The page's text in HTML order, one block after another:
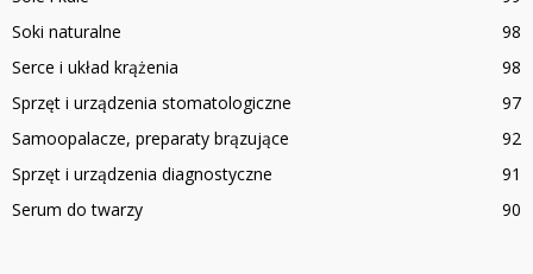
Soki naturalne
98
Serce i układ krążenia
98
Sprzęt i urządzenia stomatologiczne
97
Samoopalacze, preparaty brązujące
92
Sprzęt i urządzenia diagnostyczne
91
Serum do twarzy
90